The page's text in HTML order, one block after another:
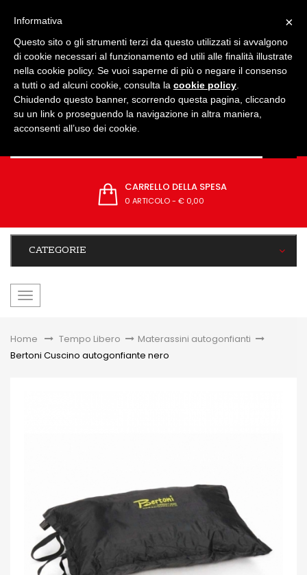
CARRELLO DELLA SPESA
0 ARTICOLO- € 0,00
CATEGORIE
navigazione
Home &gt;Tempo Libero > Materassini autogonfianti >
Bertoni Cuscino autogonfiante nero
×
Informativa
Questo sito o gli strumenti terzi da questo utilizzati si avvalgono
di cookie necessari al funzionamento ed utili alle finalità illustrate
nella cookie policy. Se vuoi saperne di più o negare il consenso
a tutti o ad alcuni cookie, consulta la cookie policy
Chiudendo questo banner, scorrendo questa pagina, cliccando
su un link o proseguendo la navigazione in altra maniera,
acconsenti all’uso dei cookie.